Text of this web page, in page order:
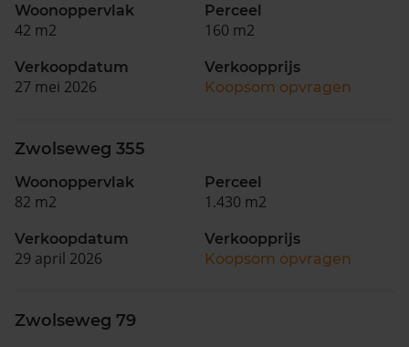
Woonoppervlak
42 m2
Perceel
160 m2
Verkoopdatum
27 mei 2026
Verkoopprijs
Koopsom opvragen
Zwolseweg 355
Woonoppervlak
82 m2
Perceel
1.430 m2
Verkoopdatum
29 april 2026
Verkoopprijs
Koopsom opvragen
Zwolseweg 79